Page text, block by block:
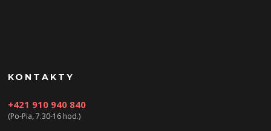
KONTAKTY
+421 910 940 840
(Po-Pia, 7.30-16 hod.)